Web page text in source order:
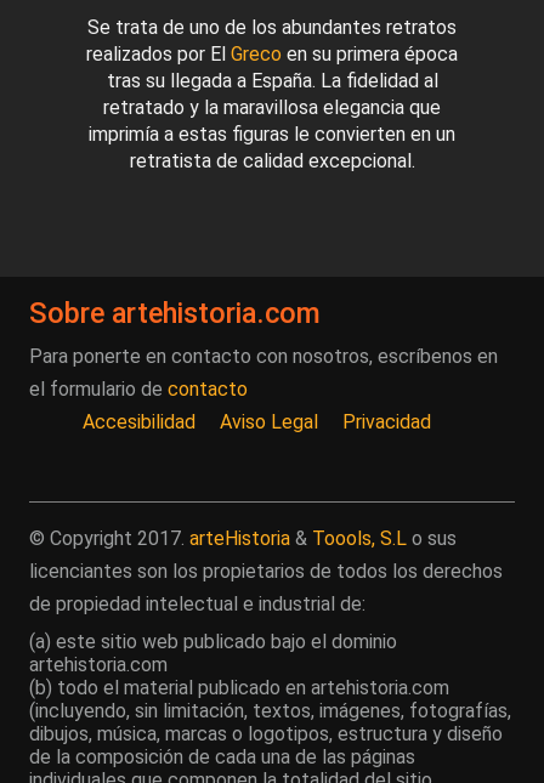
Se trata de uno de los abundantes retratos
realizados por El Greco en su primera época
tras su llegada a España. La fidelidad al
retratado y la maravillosa elegancia que
imprimía a estas figuras le convierten en un
retratista de calidad excepcional.
Sobre artehistoria.com
Para ponerte en contacto con nosotros, escríbenos en
el formulario de contacto
Accesibilidad
Aviso Legal Privacidad
© Copyright 2017. arteHistoria & Toools, S.L o sus
licenciantes son los propietarios de todos los derechos
de propiedad intelectual e industrial de:
(a) este sitio web publicado bajo el dominio
artehistoria.com
(b) todo el material publicado en artehistoria.com
(incluyendo, sin limitación, textos, imágenes, fotografías,
dibujos, música, marcas o logotipos, estructura y diseño
de la composición de cada una de las páginas